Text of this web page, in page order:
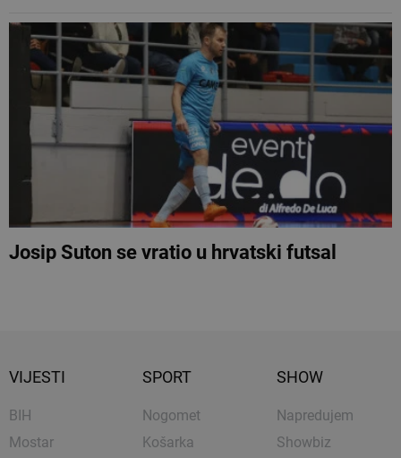
Josip Suton se vratio u hrvatski futsal
VIJESTI
BIH
Mostar
SPORT
Nogomet
Košarka
SHOW
Napredujem
Showbiz